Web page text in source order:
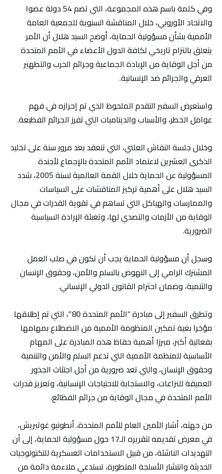
وفي كلمة باسم هذه المجموعة، التي تضم 54 دولة عضوا
والاتحاد الأوروبي، خلال المناقشة السنوية للجمعية العامة
الأممية بشأن مسؤولية الحماية، أوضح السيد هلال أن الأمر
يتعلق بالتزام تاريخي لكافة الدول الأعضاء في الأمم المتحدة
من أجل الوقاية من الإبادة الجماعية وجرائم الحرب والتطهير
العرقي والجرائم ضد الإنسانية.
واستعرض السفير التقدم الملحوظ الذي تم إحرازه في فهم
عوامل الخطر، والأسباب والديناميات التي تفرز الجرائم الفظيعة.
وخلال جلسة النقاش العلني، التي تنعقد بعد مرور سنة على تخليد
الذكرى العشرين لاعتماد الأمم المتحدة بالإجماع لأجندة
المسؤولية عن الحماية خلال القمة العالمية لسنة 2005، شدد
السيد هلال على أهمية تركيز المناقشات على السياسات
والممارسات والهياكل التي تساهم في تقوية القدرات في مجال
الوقاية من الأزمات والتصدي لها، وتعبئة الإرادة السياسية
الضرورية.
وسجل أن مسؤولية الحماية يجب أن تكون في صلب العمل
المشترك الرامي إلى النهوض بالسلم والأمن، وحقوق الإنسان
والتنمية، وضمان احترام القانون الدولي الإنساني.
وتطرق السفير إلى مبادرة “الأمم المتحدة 80″، التي تم إطلاقها
مؤخرا بغية تمكين المنظومة الأممية من الاضطلاع بمهامها
بفعالية أكبر، مبرزا أهمية حفاظ هذه المبادرة على المهام
الأساسية للمنظمة الأممية التي تدعم السلم والأمن والتنمية
وحقوق الإنسان، والتي تعد ضرورية من أجل اجتثاث الجذور
العميقة للنزاعات، والاستجابة للاحتياجات الإنسانية، وتعزيز قدرات
الأمم المتحدة في مجال الوقاية من جرائم الفظائع.
من جهته، أشار الأمين العام للأمم المتحدة، أنطونيو غوتيريش،
في معرض تقديمه لتقريره الـ17 حول مسؤولية الحماية، إلى أن
التهديدات الناشئة، من قبيل الاستخدامات العسكرية للتكنولوجيات
الحديثة وانتشار الأسلحة المتطورة، تستدعي ملاءمة دائمة من